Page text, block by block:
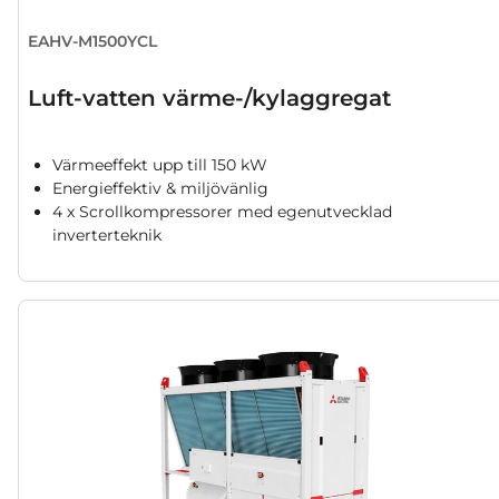
EAHV-M1500YCL
Luft-vatten värme-/kylaggregat
Värmeeffekt upp till 150 kW
Energieffektiv & miljövänlig
4 x Scrollkompressorer med egenutvecklad
inverterteknik